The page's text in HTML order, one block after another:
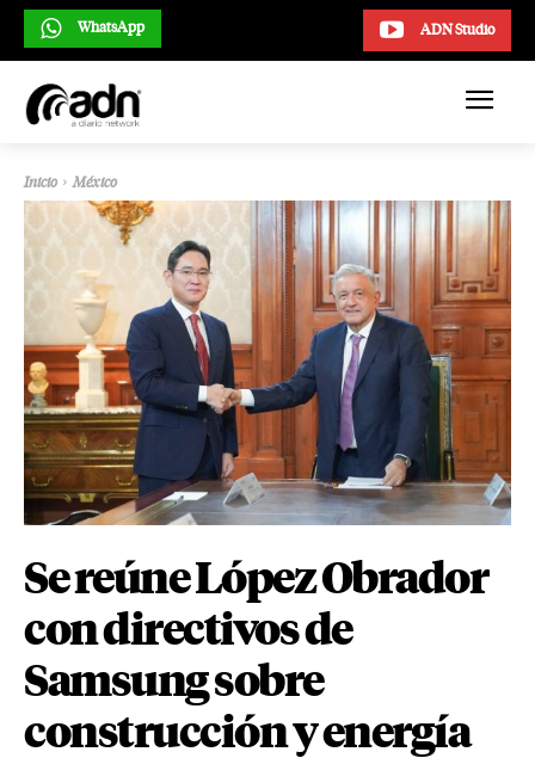
ADN Studio
WhatsApp
Inicio México
Se reúne López Obrador
con directivos de
Samsung sobre
construcción y energía